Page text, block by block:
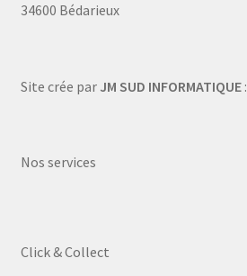
34600 Bédarieux
Site crée par JM SUD INFORMATIQUE:
Nos services
Click & Collect